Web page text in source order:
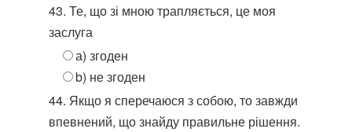
43. Те, що зі мною трапляється, це моя
заслуга
а) згоден
b) не згоден
44. Якщо я сперечаюся з собою, то завжди
впевнений, що знайду правильне рішення.